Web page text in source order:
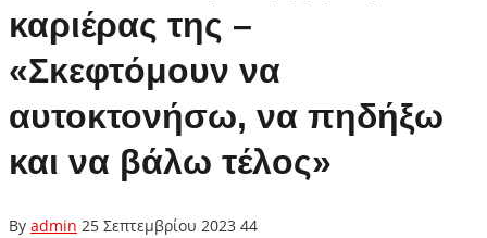
καριέρας της –
«Σκεφτόμουν να
αυτοκτονήσω, να πηδήξω
και να βάλω τέλος»
By admin 25 Σεπτεμβρίου 2023 44